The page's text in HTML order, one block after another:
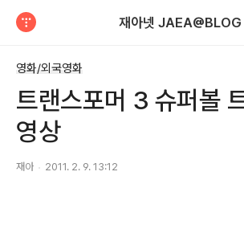
재아넷 JAEA@BLOG
영화/외국영화
트랜스포머 3 슈퍼볼
영상
재아 2011. 2. 9. 13:12